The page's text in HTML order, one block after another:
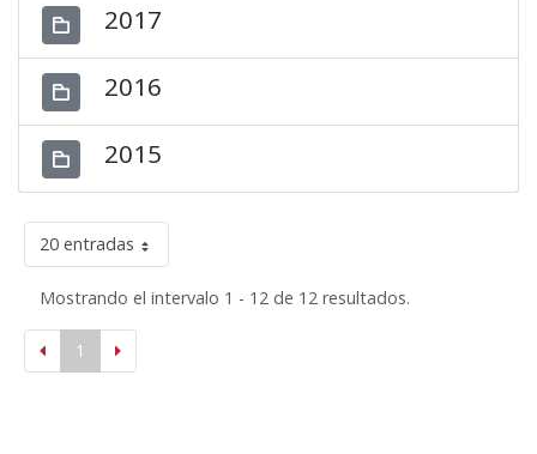
2017
2016
2015
20 entradas
Mostrando el intervalo 1 - 12 de 12 resultados.
1